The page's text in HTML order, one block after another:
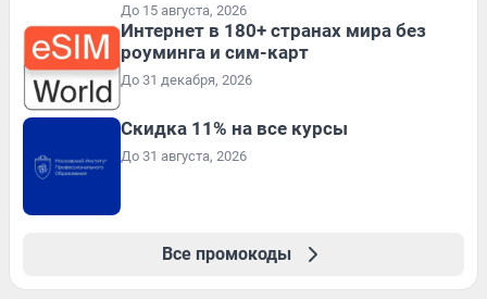
До 15 августа, 2026
Интернет в 180+ странах мира без
роуминга и сим-карт
До 31 декабря, 2026
Скидка 11% на все курсы
До 31 августа, 2026
Все промокоды